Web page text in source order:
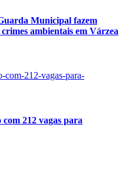
Municipal fazem
ambientais em Várzea
212 vagas para